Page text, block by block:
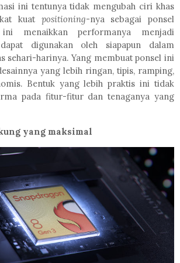
ini tentunya tidak mengubah ciri khas
kuat positioning-nya sebagai ponsel
menaikkan performanya menjadi
digunakan oleh siapapun dalam
sehari-harinya. Yang membuat ponsel ini
yang lebih ringan, tipis, ramping,
Bentuk yang lebih praktis ini tidak
pada fitur-fitur dan tenaganya yang
yang maksimal